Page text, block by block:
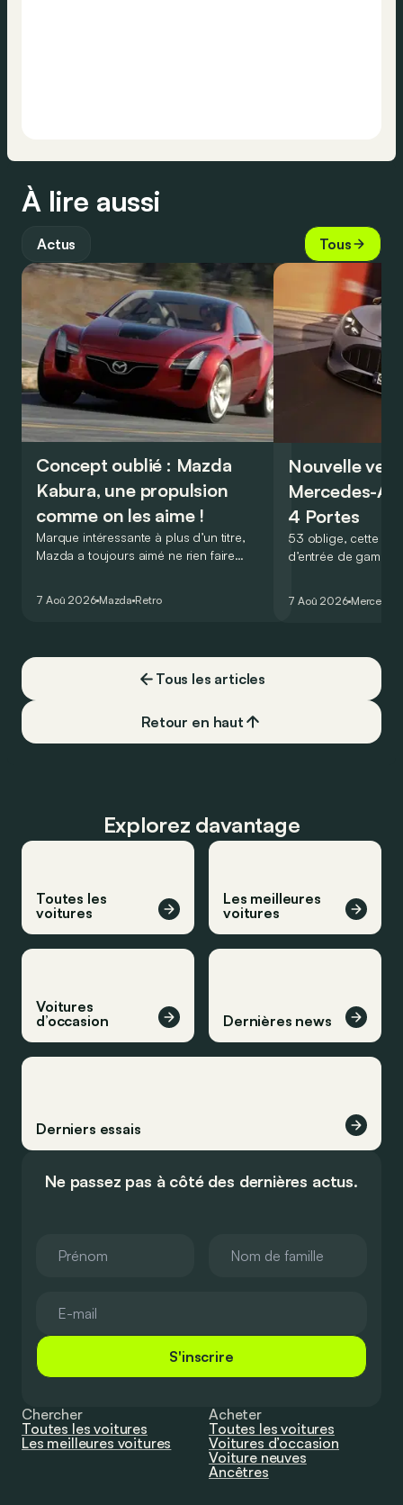
À lire aussi
Actus Tous
Concept oublié : Mazda
Kabura, une propulsion
comme on les aime !
Marque intéressante à plus d’un titre,
Mazda a toujours aimé ne rien faire
de la plus belle des manières…
7 Aoû 2026 Mazda Retro
Nouvelle
Mercedes-
4 Portes
53 oblige, cette
d’entrée de
moins…
7 Aoû 2026 Mercedes
Tous les articles
Retour en haut
Explorez davantage
Toutes les
voitures
Les meilleures
voitures
Voitures
d’occasion
Dernières news
Derniers essais
Ne passez pas à côté des dernières actus.
S'inscrire
Chercher
Toutes les voitures
Les meilleures voitures
Acheter
Toutes les voitures
Voitures d’occasion
Voiture neuves
Ancêtres